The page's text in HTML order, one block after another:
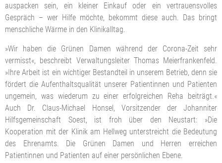
auspacken sein, ein kleiner Einkauf oder ein vertrauensvolles
Gespräch – wer Hilfe möchte, bekommt diese auch. Das bringt
menschliche Wärme in den Klinikalltag.
»Wir haben die Grünen Damen während der Corona-Zeit sehr
vermisst«, beschreibt Verwaltungsleiter Thomas Meierfrankenfeld.
»Ihre Arbeit ist ein wichtiger Bestandteil in unserem Betrieb, denn sie
fördert die Aufenthaltsqualität unserer Patientinnen und Patienten
ungemein, was wiederum zu einer erfolgreichen Reha beiträgt.«
Auch Dr. Claus-Michael Honsel, Vorsitzender der Johanniter
Hilfsgemeinschaft Soest, ist froh über den Neustart: »Die
Kooperation mit der Klinik am Hellweg unterstreicht die Bedeutung
des Ehrenamts. Die Grünen Damen und Herren erreichen
Patientinnen und Patienten auf einer persönlichen Ebene.